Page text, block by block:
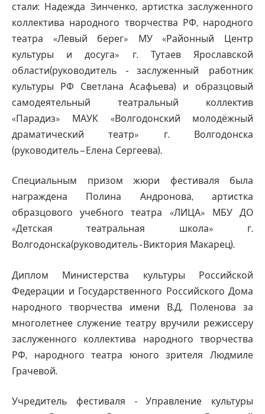
стали: Надежда Зинченко, артистка заслуженного
коллектива народного творчества РФ, народного
театра «Левый берег» МУ «Районный Центр
культуры и досуга» г. Тутаев Ярославской
области(руководитель - заслуженный работник
культуры РФ Светлана Асафьева) и образцовый
самодеятельный театральный коллектив
«Парадиз» МАУК «Волгодонский молодёжный
драматический театр» г. Волгодонска
(руководитель – Елена Сергеева).
Специальным призом жюри фестиваля была
награждена Полина Андронова, артистка
образцового учебного театра «ЛИЦА» МБУ ДО
«Детская театральная школа» г.
Волгодонска(руководитель - Виктория Макарец).
Диплом Министерства культуры Российской
Федерации и Государственного Российского Дома
народного творчества имени В.Д. Поленова за
многолетнее служение театру вручили режиссеру
заслуженного коллектива народного творчества
РФ, народного театра юного зрителя Людмиле
Грачевой.
Учредитель фестиваля - Управление культуры